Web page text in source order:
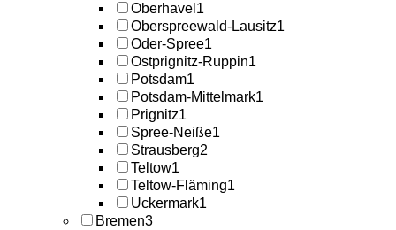
Oberhavel 1
Oberspreewald-Lausitz1
Oder-Spree1
Ostprignitz-Ruppin1
Potsdam1
Potsdam-Mittelmark1
Prignitz1
Spree-Neiße1
Strausberg2
Teltow1
Teltow-Fläming1
Uckermark1
Bremen3